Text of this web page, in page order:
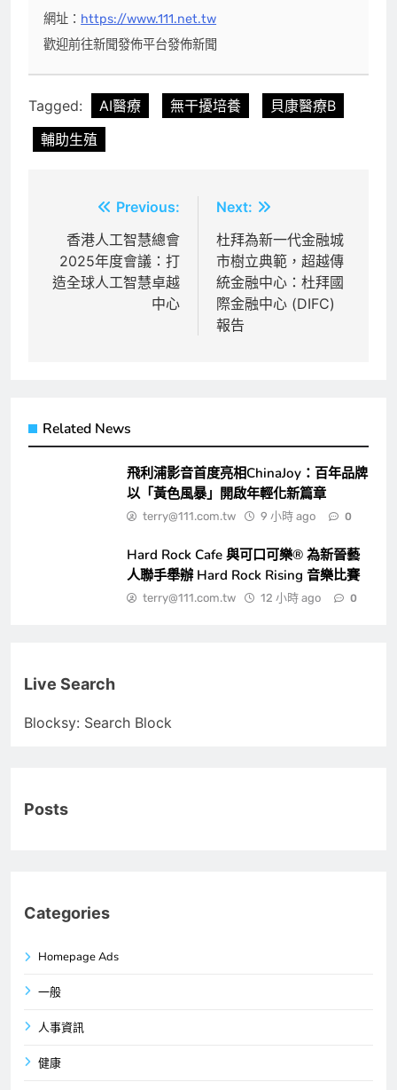
網址： https://www.111.net.tw
歡迎前往新聞發佈平台發佈新聞
Tagged: AI醫療 無干擾培養
貝康醫療B
輔助生殖
導
Previous:
香港人工智慧總會
2025年度會議：打
造全球人工智慧卓越
中心
Next:
杜拜為新一代金融城
市樹立典範，超越傳
統金融中心：杜拜國
際金融中心 (DIFC)
報告
Related News
飛利浦影音首度亮相ChinaJoy：百年品牌
以「黃色風暴」開啟年輕化新篇章
terry@111.com.tw 9 小時 ago 0
Hard Rock Cafe 與可口可樂® 為新晉藝
人聯手舉辦 Hard Rock Rising 音樂比賽
terry@111.com.tw 12 小時 ago 0
Live Search
Blocksy: Search Block
Posts
Categories
Homepage Ads
一般
人事資訊
健康